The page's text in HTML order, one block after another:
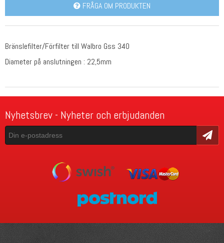
FRÅGA OM PRODUKTEN
Bränslefilter/Förfilter till Walbro Gss 340
Diameter på anslutningen : 22,5mm
Nyhetsbrev - Nyheter och erbjudanden
Skicka